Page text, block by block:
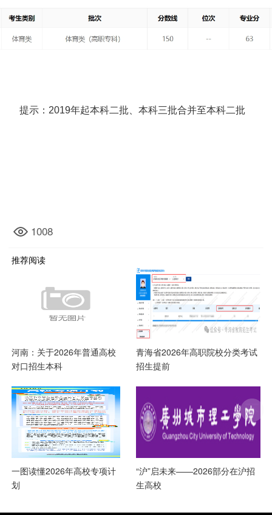
提示：2019年起本科二批、本科三批合并至本科二批
1008
推荐阅读
河南：关于2026年普通高校
对口招生本科
青海省2026年高职院校分类考试
招生提前
一图读懂2026年高校专项计
划
“沪”启未来——2026部分在沪招
生高校